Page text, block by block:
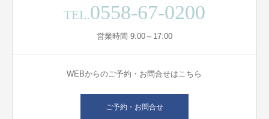
TEL.0558-67-0200
営業時間 9:00～17:00
WEBからのご予約・お問合せはこちら
ご予約・お問合せ